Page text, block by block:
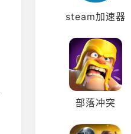
steam加速器
部落冲突